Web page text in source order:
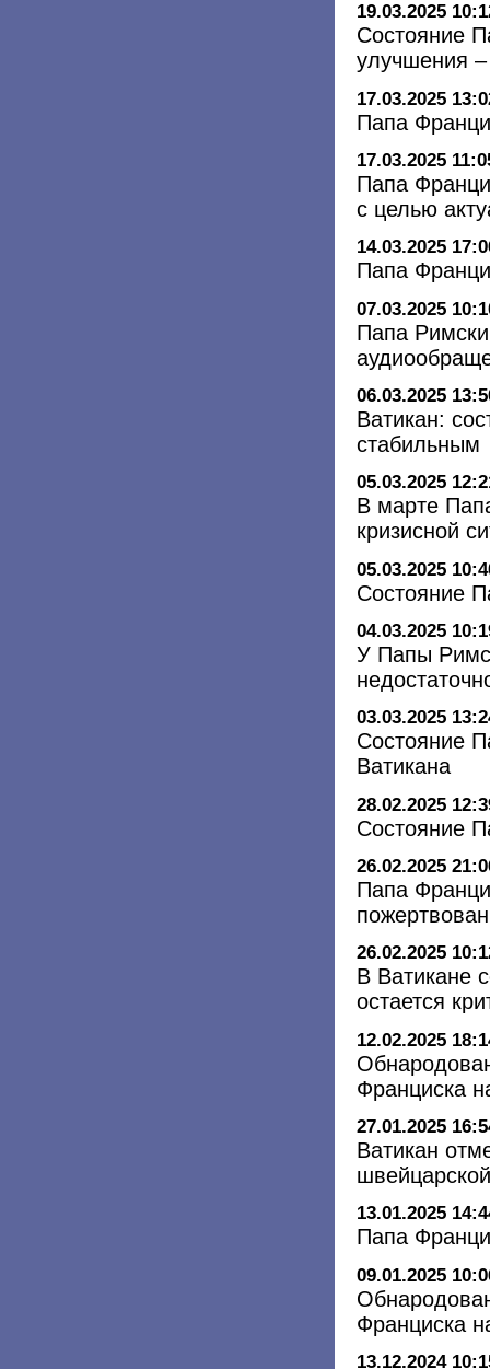
19.03.2025
Состояние
улучшения
17.03.2025
Папа
17.03.2025
Папа
с целью
14.03.2025
Папа
07.03.2025
Папа
06.03.2025
Ватикан:
стабильным
05.03.2025
В марте
кризисной
05.03.2025
Состояние
04.03.2025
У Папы
03.03.2025
Состояние
Ватикана
28.02.2025
Состояние
26.02.2025
Папа
26.02.2025
В Ватикане
остается
12.02.2025
Франциска
27.01.2025
Ватикан
13.01.2025
Папа
09.01.2025
Франциска
13.12.2024